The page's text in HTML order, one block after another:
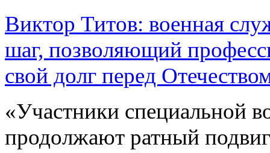
Виктор Титов: военная
шаг, позволяющий
свой долг перед
«Участники специальной
продолжают ратный